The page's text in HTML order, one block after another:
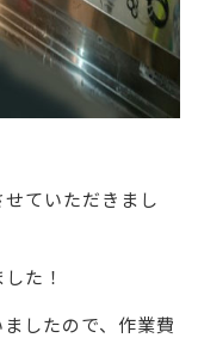
ていただきまし
た！
したので、作業費